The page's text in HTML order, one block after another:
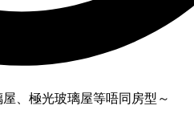
、極光玻璃屋等唔同房型～